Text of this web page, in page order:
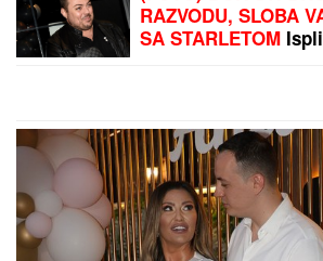
NAJPOZNATIJA
ŠPIJUNKA: O
Mata Hari se i
PREPORUKA ZA VAS